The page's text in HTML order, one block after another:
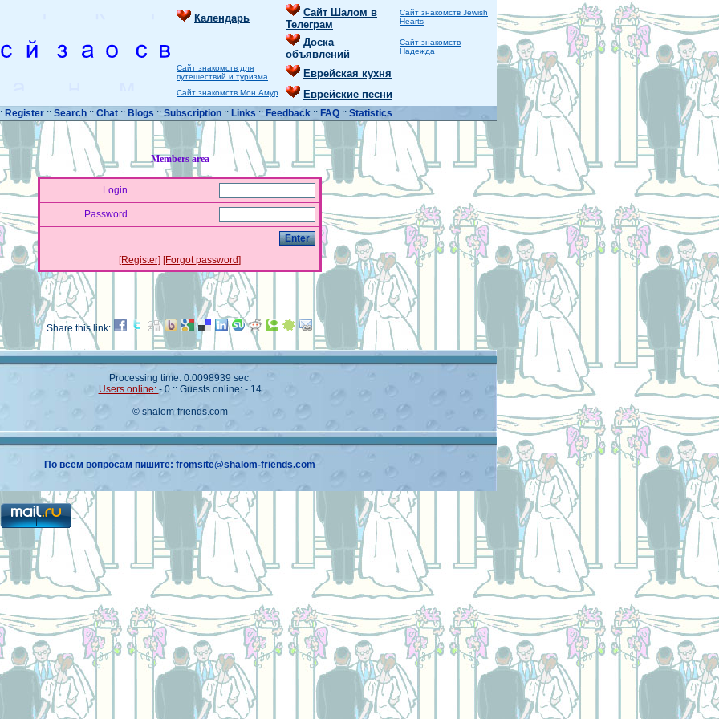
Календарь
Сайт Шалом в
Телеграм
Сайт знакомств Jewish
Hearts
Доска
объявлений
Сайт знакомств
Надежда
Сайт знакомств для
путешествий и туризма
Еврейская кухня
Сайт знакомств Мон Амур Еврейские песни
Register:: Search :: Chat :: Blogs :: Subscription :: Links :: Feedback:: FAQ :: Statistics
Members area
Login
Password
[Register] [Forgot password]
Share this link:
Processing time: 0.0098939 sec.
Users online: - 0 :: Guests online: - 14
© shalom-friends.com
По всем вопросам пишите: fromsite@shalom-friends.com